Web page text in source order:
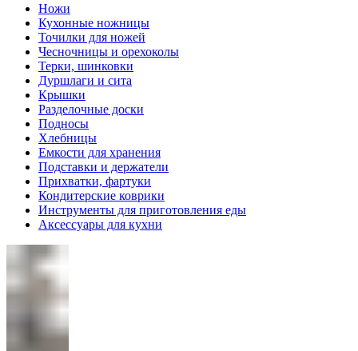
Ножи
Кухонные ножницы
Точилки для ножей
Чесночницы и орехоколы
Терки, шинковки
Дуршлаги и сита
Крышки
Разделочные доски
Подносы
Хлебницы
Емкости для хранения
Подставки и держатели
Прихватки, фартуки
Кондитерские коврики
Инструменты для приготовления еды
Аксессуары для кухни